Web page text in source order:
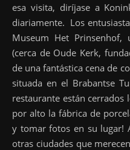
esa visita, diríjase a
diariamente. Los
Museum Het
(cerca de Oude Kerk,
de una fantástica cena de
situada en el Brabantse
restaurante están cerrados
por alto la fábrica de
y tomar fotos en su lugar!
otras ciudades que